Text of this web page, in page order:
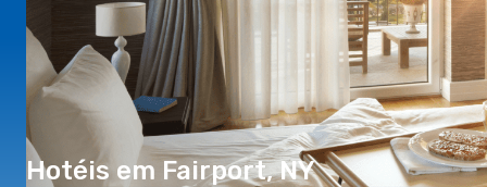
Hotéis em Fairport, NY